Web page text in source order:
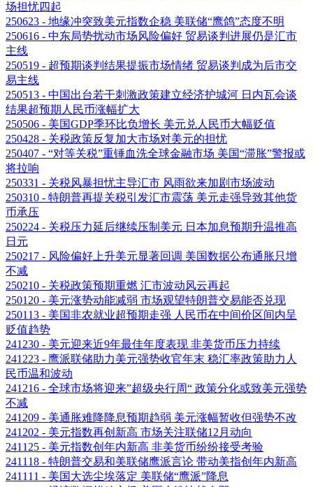
场担忧四起
250623 - 地缘冲突致美元指数企稳 美联储“鹰鸽”态度不明
250616 - 中东局势扰动市场风险偏好 贸易谈判进展仍是汇市
主线
250519 - 超预期谈判结果提振市场情绪 贸易谈判成为后市交
易主线
250513 - 中国出台若干刺激政策建立经济护城河 日内瓦会谈
结果超预期人民币涨幅扩大
250506 - 美国GDP季环比负增长 美元兑人民币大幅贬值
250428 - 关税政策反复加大市场对美元的担忧
250407 - “对等关税”重锤血洗全球金融市场 美国“滞胀”警报或
将拉响
250331 - 关税风暴担忧主导汇市 风雨欲来加剧市场波动
250310 - 特朗普再提关税引发汇市震荡 美元走强导致其他货
币承压
250224 - 关税压力延后继续压制美元 日本加息预期升温推高
日元
250217 - 风险偏好上升美元显著回调 美国数据公布通胀只增
不减
250210 - 关税政策预期重燃 汇市波动风云再起
250120 - 美元涨势动能减弱 市场观望特朗普交易能否兑现
250113 - 美国非农就业超预期走强 人民币在中间价区间内呈
贬值趋势
241230 - 美元迎来近9年最佳年度表现 非美货币压力持续
241223 - 鹰派联储助力美元强势收官年末 稳汇率政策助力人
民币温和波动
241216 - 全球市场将迎来”超级央行周“ 政策分化或致美元强势
不减
241209 - 美通胀难降降息预期趋弱 美元涨幅暂收但强势不改
241202 - 美元指数再创新高 市场关注联储12月动向
241125 - 美元指数创年内新高 非美货币纷纷接受考验
241118 - 特朗普交易和美联储鹰派言论 带动美指创年内新高
241111 - 美国大选尘埃落定 美联储“鹰派”降息